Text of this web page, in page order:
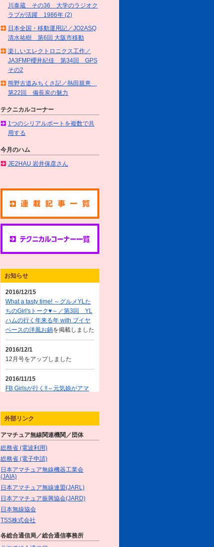
川泰蔵 その36 大学のラジオク
ラブが活躍 1986年 (2)
日本全国・移動運用記／JO2ASQ
清水祐樹 第6回 大阪市移動
楽しいエレクトロニクス工作／
JA3FMP櫻井紀佳 第34回 GPS
その2
熊野古道みちくさ記／熱田親憙
第22回 備長炭の魅力
テクニカルコーナー
1つのシリアルポートを複数で共
用する
今月のハム
JE2HAU 岩井保彦さん
お知らせ
2016/12/15
What a tasty time! ～グルメYLた
ちのGirl'sトーク♥～／第3回 YL
ハムの行く年来る年 with ブイヤ
ベースの洋風お鍋を掲載しました
2016/12/1
12月号をアップしました
2016/11/15
FB Girlsが行く!!～元気娘がアマ
編）!を掲載しました
What a tasty time! ～グルメYLた
ちのGirl'sトーク♥～／第2回 YL
ハムの悩み解決！with サケのフ
レンチトースト
2016/11/1
11月号をアップしました
2016/10/17
FB Girlsが行く!!～元気娘がアマ
チュア無線を体験～／＜第3話＞
元気娘、秋の休日を楽しむ!!（前
編）!を掲載しました
外部リンク
アマチュア無線関連機関／団体
総務省 (電波利用)
総務省 (電子申請)
日本アマチュア無線機器工業会
(JAIA)
日本アマチュア無線連盟(JARL)
日本アマチュア振興協会(JARD)
日本無線協会
TSS株式会社
各総合通信局／総合通信事務所